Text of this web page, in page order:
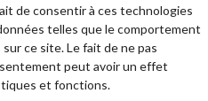
de consentir à ces technologies
telles que le comportement
ce site. Le fait de ne pas
peut avoir un effet
et fonctions.